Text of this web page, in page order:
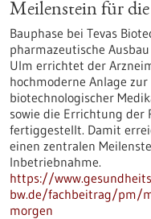
Meilenstein für
Bauphase bei Tevas
pharmazeutische
Ulm errichtet der
hochmoderne Anlage
biotechnologischer
sowie die Errichtung der
fertiggestellt. Damit
einen zentralen
Inbetriebnahme.
https://
bw.de/fachbeitrag/pm/
morgen